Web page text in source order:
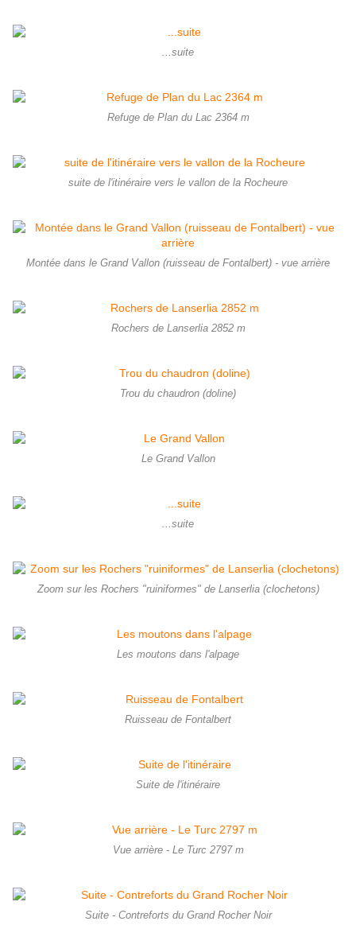
...suite
Refuge de Plan du Lac 2364 m
suite de l'itinéraire vers le vallon de la Rocheure
Montée dans le Grand Vallon (ruisseau de Fontalbert) - vue arrière
Rochers de Lanserlia 2852 m
Trou du chaudron (doline)
Le Grand Vallon
...suite
Zoom sur les Rochers "ruiniformes" de Lanserlia (clochetons)
Les moutons dans l'alpage
Ruisseau de Fontalbert
Suite de l'itinéraire
Vue arrière - Le Turc 2797 m
Suite - Contreforts du Grand Rocher Noir